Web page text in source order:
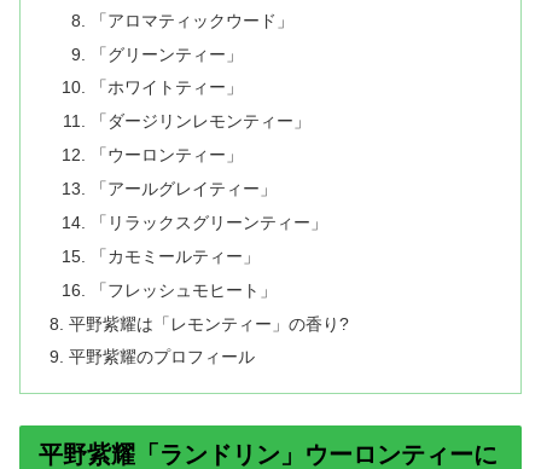
「アロマティックウード」
「グリーンティー」
「ホワイトティー」
「ダージリンレモンティー」
「ウーロンティー」
「アールグレイティー」
「リラックスグリーンティー」
「カモミールティー」
「フレッシュモヒート」
平野紫耀は「レモンティー」の香り?
平野紫耀のプロフィール
平野紫耀「ランドリン」ウーロンティーに